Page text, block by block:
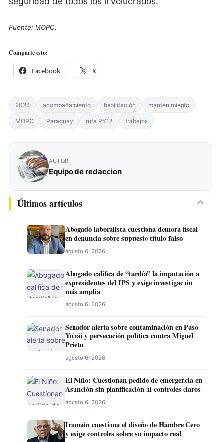
Fuente: MOPC.
Comparte esto:
Facebook X
2024 acompañamiento habilitación mantenimiento
MOPC Paraguay ruta PY12 trabajos
AUTOR
Equipo de redaccion
Últimos artículos
Abogado laboralista cuestiona demora fiscal
en denuncia sobre supuesto título falso
agosto 6, 2026
Abogado califica de “tardía” la imputación a
expresidentes del IPS y exige investigación
más amplia
agosto 6, 2026
Senador alerta sobre contaminación en Paso
Yobái y persecución política contra Miguel
Prieto
agosto 6, 2026
El Niño: Cuestionan pedido de emergencia en
Asunción sin planificación ni controles claros
agosto 6, 2026
Iramain cuestiona el diseño de Hambre Cero
y exige controles sobre su impacto real